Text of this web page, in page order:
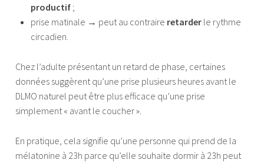
productif;
prise matinale → peut au contraire retarderle rythme
circadien.
Chez l’adulte présentant un retard de phase, certaines
données suggèrent qu’une prise plusieurs heures avant le
DLMO naturel peut être plus efficace qu’une prise
simplement « avant le coucher ».
En pratique, cela signifie qu’une personne qui prend de la
mélatonine à 23h parce qu’elle souhaite dormir à 23h peut